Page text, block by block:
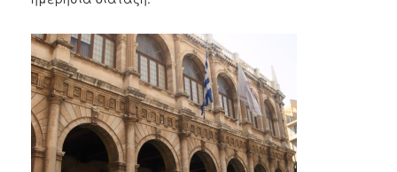
2018
2017
2016
2015